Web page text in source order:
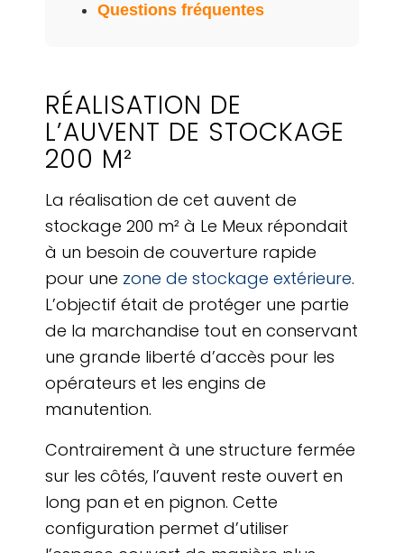
Questions fréquentes
RÉALISATION DE
L’AUVENT DE STOCKAGE
200 M²
La réalisation de cet auvent de
stockage 200 m² à Le Meux répondait
à un besoin de couverture rapide
pour une zone de stockage extérieure.
L’objectif était de protéger une partie
de la marchandise tout en conservant
une grande liberté d’accès pour les
opérateurs et les engins de
manutention.
Contrairement à une structure fermée
sur les côtés, l’auvent reste ouvert en
long pan et en pignon. Cette
configuration permet d’utiliser